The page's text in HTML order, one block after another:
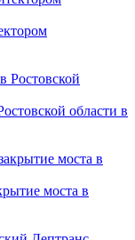
области в
моста в